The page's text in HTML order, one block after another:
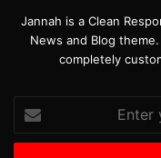
Jannah is a Clean
News and Blog
completely
Enter
your
Email